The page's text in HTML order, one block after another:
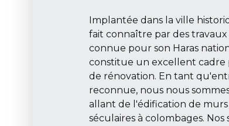
Implantée dans la ville
fait connaître par des
connue pour son Haras
constitue un excellent
de rénovation. En tant
reconnue, nous nous
allant de l'édification de
séculaires à colombages.